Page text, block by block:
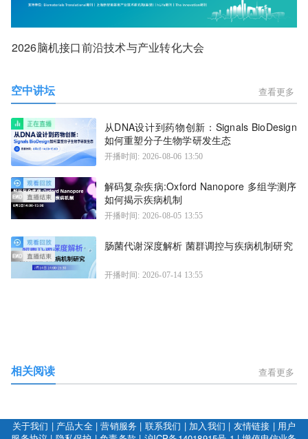
2026脑机接口前沿技术与产业转化大会
空中讲坛 查看更多
从DNA设计到药物创新：Signals BioDesign
如何重塑分子生物学研发生态
开播时间: 2026-08-06 13:50
解码复杂疾病:Oxford Nanopore 多组学测序
如何揭示疾病机制
开播时间: 2026-08-05 13:55
肠菌代谢深度解析 菌群调控与疾病机制研究
开播时间: 2026-07-14 13:55
相关阅读 查看更多
关于我们 | 产品大全|营销服务 | 联系我们 | 加入我们 | 友情链接 | 用户